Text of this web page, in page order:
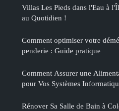
Villas Les Pieds dans l'Eau à
au Quotidien !
Comment optimiser votre
penderie : Guide pratique
Comment Assurer une
pour Vos Systèmes
Rénover Sa Salle de Bain à